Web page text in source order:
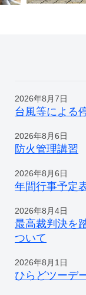
2026年8月7日
台風等による
2026年8月6日
防火管理講習
2026年8月6日
年間行事予定
2026年8月4日
最高裁判決を
ついて
2026年8月1日
ひらどツーデ